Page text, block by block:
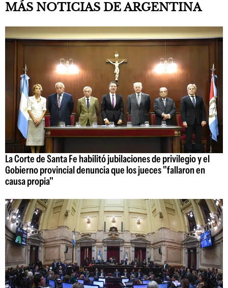
MÁS NOTICIAS DE ARGENTINA
La Corte de Santa Fe habilitó jubilaciones de privilegio y el
Gobierno provincial denuncia que los jueces "fallaron en
causa propia"